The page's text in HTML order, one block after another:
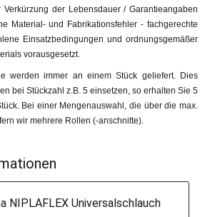
der Lebensdauer / Garantieangaben
Material- und Fabrikationsfehler - fachgerechte
Einsatzbedingungen und ordnungsgemäßer
vorausgesetzt.
werden immer an einem Stück geliefert. Dies
bei Stückzahl z.B. 5 einsetzen, so erhalten Sie 5
Bei einer Mengenauswahl, die über die max.
wir mehrere Rollen (-anschnitte).
NIPLAFLEX Universalschlauch